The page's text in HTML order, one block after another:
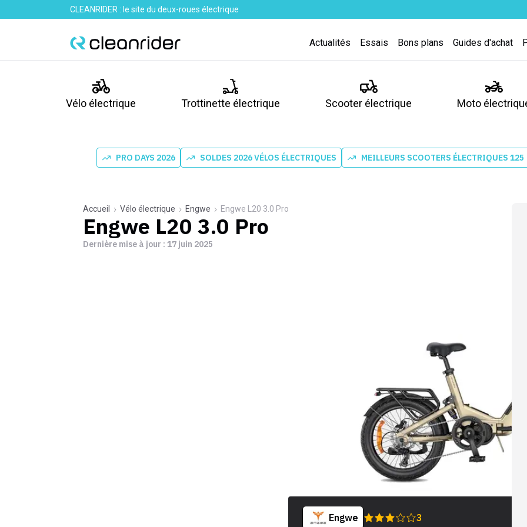
CLEANRIDER : le site du deux-roues électrique
Actualités Essais Bons plans Guides d'achat
Vélo électrique Trottinette électrique Scooter électrique Moto
PRO DAYS 2026 SOLDES 2026 VÉLOS ÉLECTRIQUES MEILLEURS SCOOTERS ÉLECTRIQUES 125
Accueil Vélo électrique Engwe Engwe L20 3.0 Pro
Engwe L20 3.0 Pro
Dernière mise à jour : 17 juin 2025
Engwe 3